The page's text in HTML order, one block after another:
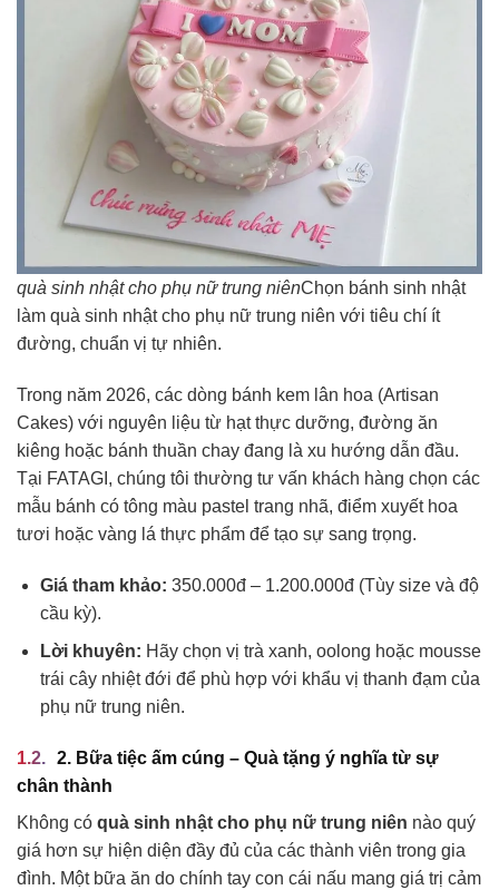
quà sinh nhật cho phụ nữ trung niênChọn bánh sinh nhật
làm quà sinh nhật cho phụ nữ trung niên với tiêu chí ít
đường, chuẩn vị tự nhiên.
Trong năm 2026, các dòng bánh kem lân hoa (Artisan
Cakes) với nguyên liệu từ hạt thực dưỡng, đường ăn
kiêng hoặc bánh thuần chay đang là xu hướng dẫn đầu.
Tại FATAGI, chúng tôi thường tư vấn khách hàng chọn các
mẫu bánh có tông màu pastel trang nhã, điểm xuyết hoa
tươi hoặc vàng lá thực phẩm để tạo sự sang trọng.
Giá tham khảo: 350.000đ – 1.200.000đ (Tùy size và độ
cầu kỳ).
Lời khuyên: Hãy chọn vị trà xanh, oolong hoặc mousse
trái cây nhiệt đới để phù hợp với khẩu vị thanh đạm của
phụ nữ trung niên.
2. Bữa tiệc ấm cúng – Quà tặng ý nghĩa từ sự
chân thành
Không có quà sinh nhật cho phụ nữ trung niên nào quý
giá hơn sự hiện diện đầy đủ của các thành viên trong gia
đình. Một bữa ăn do chính tay con cái nấu mang giá trị cảm